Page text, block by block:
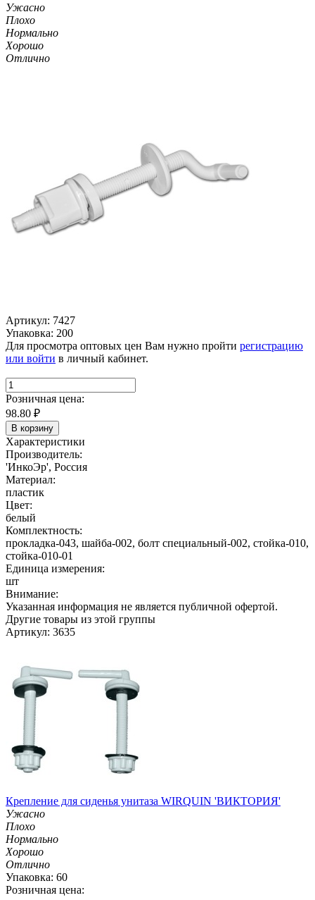
Ужасно
Плохо
Нормально
Хорошо
Отлично
Артикул: 7427
Упаковка: 200
Для просмотра оптовых цен Вам нужно пройти регистрацию
или войти в личный кабинет.
Розничная цена:
98.80 ₽
В корзину
Характеристики
Производитель:
'ИнкоЭр', Россия
Материал:
пластик
Цвет:
белый
Комплектность:
прокладка-043, шайба-002, болт специальный-002, стойка-010,
стойка-010-01
Единица измерения:
шт
Внимание:
Указанная информация не является публичной офертой.
Другие товары из этой группы
Артикул: 3635
Крепление для сиденья унитаза WIRQUIN 'ВИКТОРИЯ'
Ужасно
Плохо
Нормально
Хорошо
Отлично
Упаковка: 60
Розничная цена: